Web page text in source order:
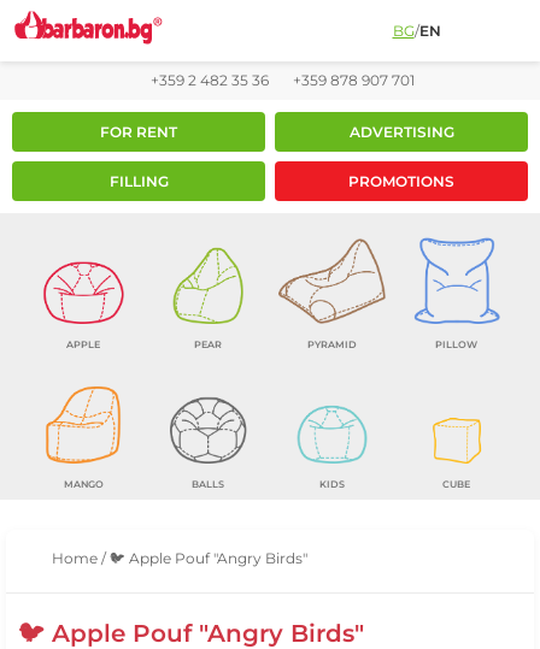
BG/EN
+359 2 482 35 36 +359 878 907 701
FOR RENT ADVERTISING
FILLING PROMOTIONS
APPLE PEAR PYRAMID PILLOW
MANGO BALLS KIDS CUBE
Home /🐦 Apple Pouf "Angry Birds"
🐦 Apple Pouf "Angry Birds"